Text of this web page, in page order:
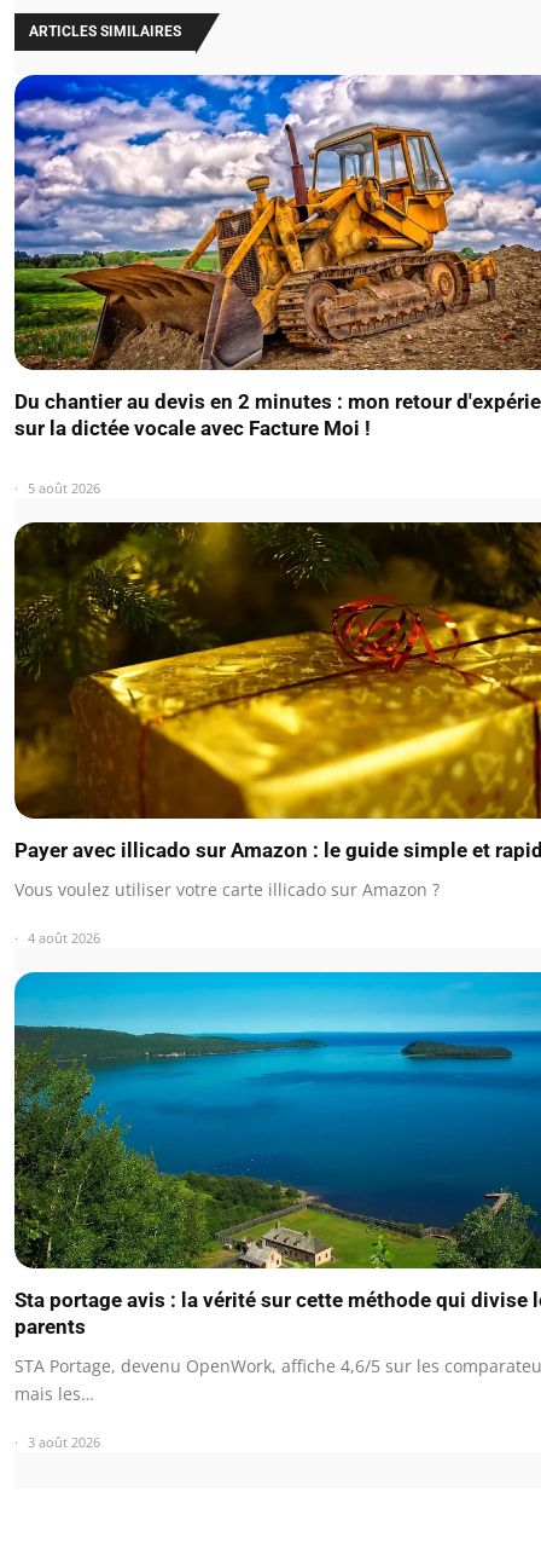
ARTICLES SIMILAIRES
Du chantier au devis en 2 minutes : mon retour
sur la dictée vocale avec Facture Moi !
5 août 2026
Payer avec illicado sur Amazon : le guide simple et
Vous voulez utiliser votre carte illicado sur Amazon ?
4 août 2026
Sta portage avis : la vérité sur cette méthode qui divise
parents
STA Portage, devenu OpenWork, affiche 4,6/5 sur les
mais les…
3 août 2026